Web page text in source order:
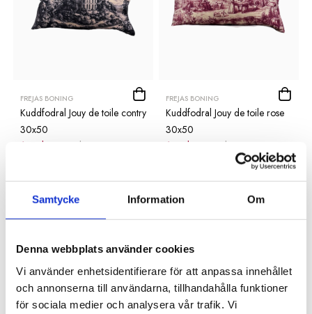
Samtycke Information Om
Denna webbplats använder cookies
Vi använder enhetsidentifierare för att anpassa innehållet
och annonserna till användarna, tillhandahålla funktioner
för sociala medier och analysera vår trafik. Vi
FREJAS BONING
Kuddfodral Jouy de toile contry
30x50
150 kr 299 kr
FREJAS BONING
Kuddfodral Jouy de toile rose
30x50
150 kr 299 kr
Nyhet